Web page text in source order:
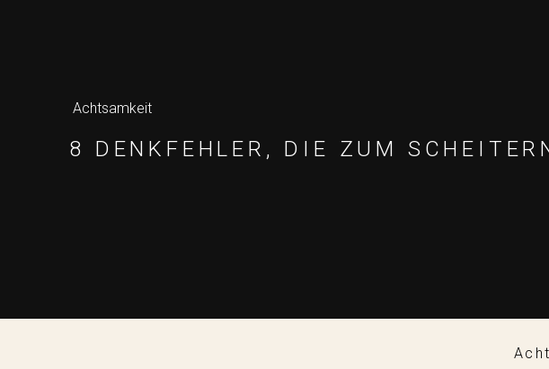
Achtsamkeit
8 DENKFEHLER, DIE ZUM